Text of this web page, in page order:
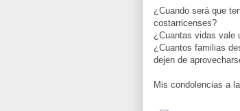
¿Cuando será que
costarricenses?
¿Cuantas vidas vale
¿Cuantos familias
dejen de
Mis condolencias a